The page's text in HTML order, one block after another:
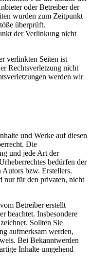
oder Betreiber der
wurden zum Zeitpunkt
überprüft.
der Verlinkung nicht
verlinkten Seiten ist
Rechtsverletzung nicht
werden wir
und Werke auf diesen
Die
und jede Art der
bedürfen der
bzw. Erstellers.
nur für den privaten, nicht
Betreiber erstellt
beachtet. Insbesondere
Sollten Sie
aufmerksam werden,
Bei Bekanntwerden
Inhalte umgehend